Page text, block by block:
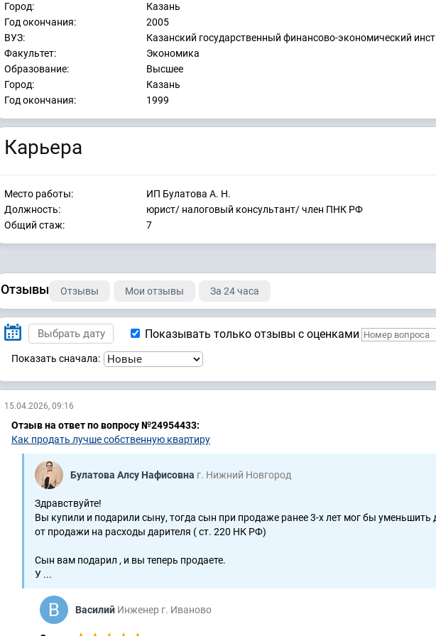
Город:
Казань
Год окончания:
2005
ВУЗ:
Казанский государственный финансово-экономический
Факультет:
Экономика
Образование:
Высшее
Город:
Казань
Год окончания:
1999
Карьера
Место работы:
ИП Булатова А. Н.
Должность:
юрист/ налоговый консультант/ член ПНК РФ
Общий стаж:
7
Отзывы Отзывы Мои отзывы За 24 часа
Показывать только отзывы с оценками
Показать сначала:
15.04.2026, 09:16
Отзыв на ответ по вопросу №24954433:
Как продать лучше собственную квартиру
Булатова Алсу Нафисовна г. Нижний Новгород
Здравствуйте!
Вы купили и подарили сыну, тогда сын при продаже ранее 3-х лет мог бы уменьшить
от продажи на расходы дарителя ( ст. 220 НК РФ)
Сын вам подарил , и вы теперь продаете.
У ...
Василий Инженер г. Иваново